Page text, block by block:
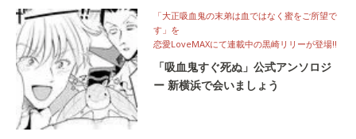
「大正吸血鬼の末弟は血ではなく蜜をご所望で
す」を
恋愛LoveMAXにて連載中の黒崎リリーが登場!!
「吸血鬼すぐ死ぬ」公式アンソロジ
ー 新横浜で会いましょう